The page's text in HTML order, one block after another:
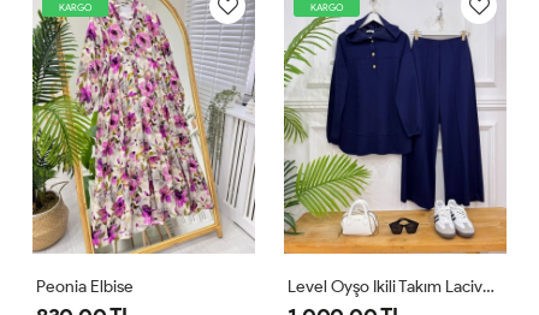
KARGO
KARGO
Zeren Elbise Pudra